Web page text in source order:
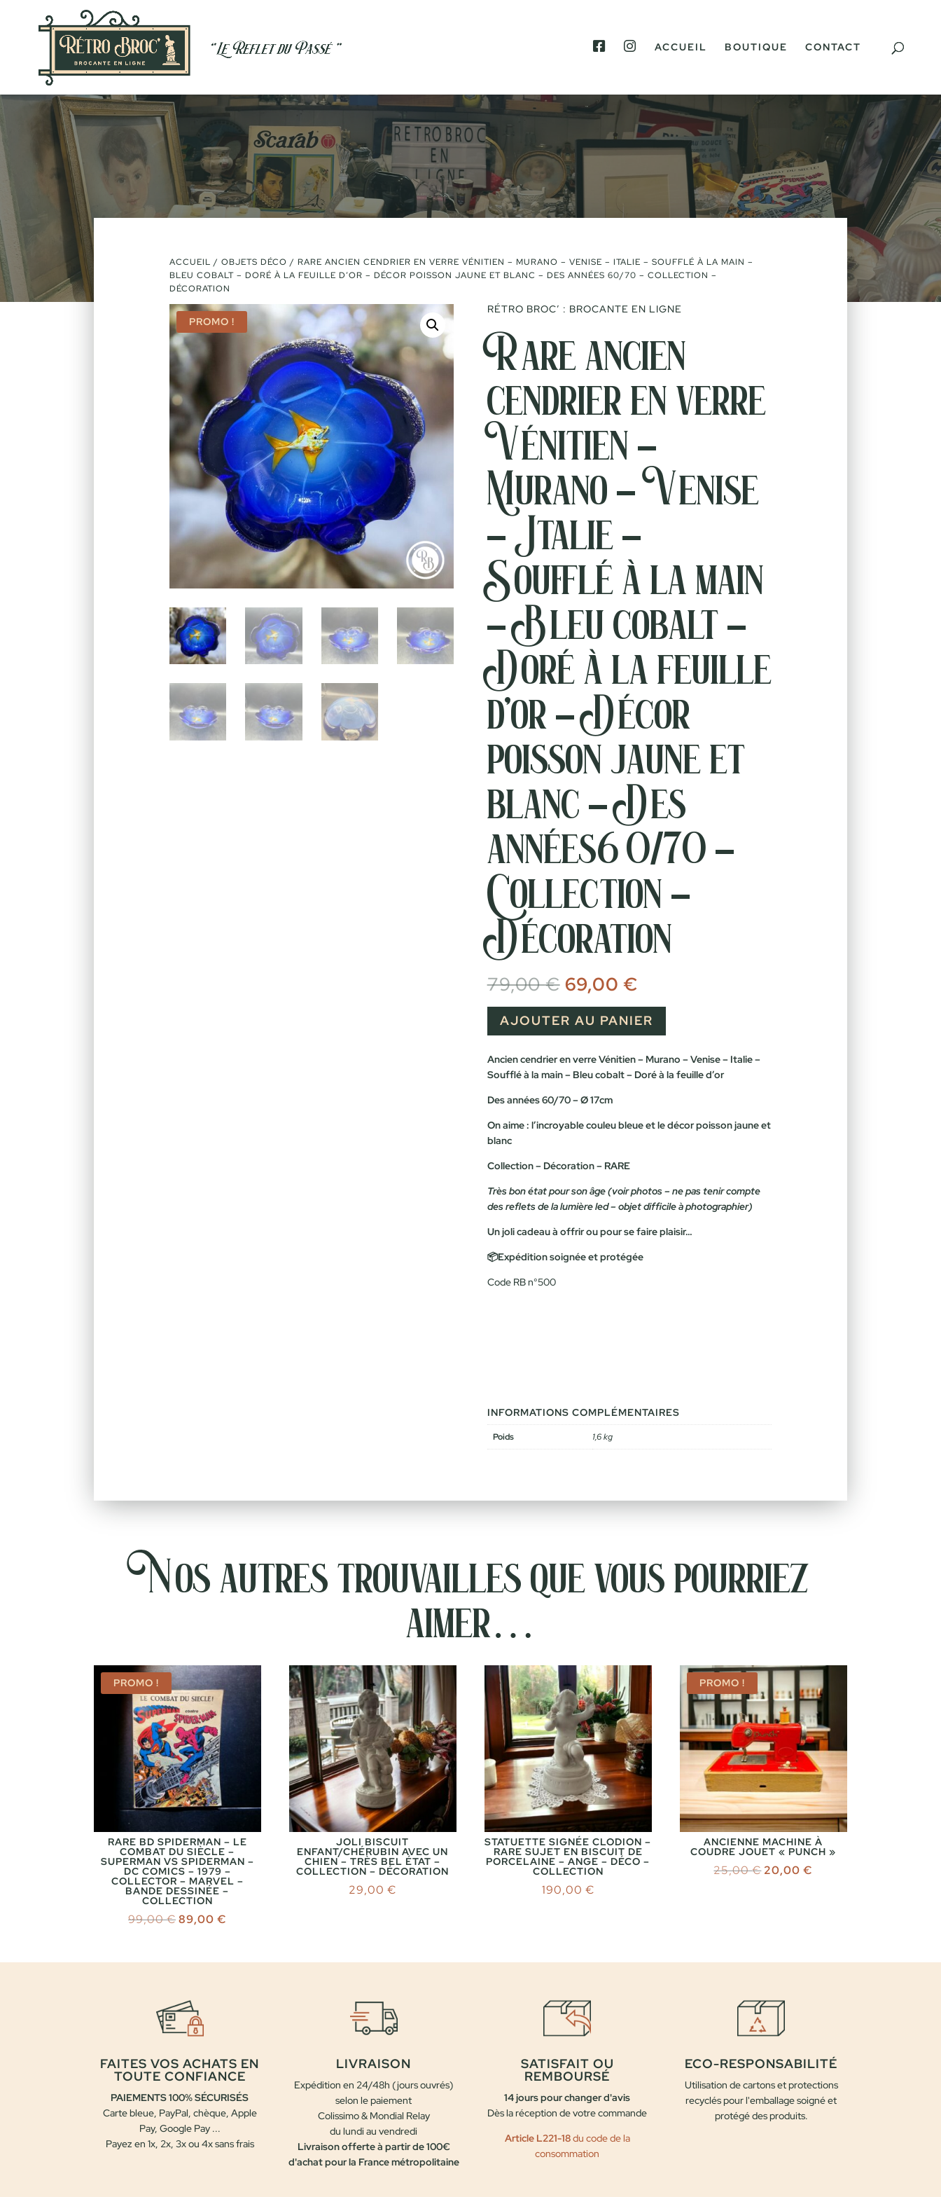
O
K
G
R
A
M
ACCUEIL BOUTIQUE CONTACT
ACCUEIL / OBJETS DÉCO / RARE ANCIEN CENDRIER EN VERRE VÉNITIEN – MURANO – VENISE – ITALIE – SOUFFLÉ À LA MAIN –
BLEU COBALT – DORÉ À LA FEUILLE D’OR – DÉCOR POISSON JAUNE ET BLANC – DES ANNÉES 60/70 – COLLECTION –
DÉCORATION
PROMO !
RÉTRO BROC’ : BROCANTE EN LIGNE
Rare ancien
cendrier en verre
Vénitien –
Murano – Venise
– Italie –
Soufflé à la main
– Bleu cobalt –
Doré à la feuille
d’or – Décor
poisson jaune et
blanc – Des
années 60/70 –
Collection –
Décoration
79,00€ Le
prix
initial
était :
79,00 €.
69,00 €Le
actuel
est :
69,00 €.
AJOUTER AU PANIER
Ancien cendrier en verre Vénitien – Murano – Venise – Italie –
Soufflé à la main – Bleu cobalt – Doré à la feuille d’or
Des années 60/70 – Ø 17cm
On aime : l’incroyable couleu bleue et le décor poisson jaune et
blanc
Collection – Décoration – RARE
Très bon état pour son âge (voir photos – ne pas tenir compte
des reflets de la lumière led – objet difficile à photographier)
Un joli cadeau à offrir ou pour se faire plaisir…
📦Expédition soignée et protégée
Code RB n°500
INFORMATIONS COMPLÉMENTAIRES
Poids 1,6 kg
Nos autres trouvailles que vous pourriez
aimer…
PROMO !
RARE BD SPIDERMAN – LE
COMBAT DU SIÈCLE –
SUPERMAN VS SPIDERMAN –
DC COMICS – 1979 –
COLLECTOR – MARVEL –
BANDE DESSINÉE –
COLLECTION
99,00€Le
89,00 €
JOLI BISCUIT
ENFANT/CHÉRUBIN AVEC UN
CHIEN – TRÈS BEL ÉTAT –
COLLECTION – DÉCORATION
29,00€
STATUETTE SIGNÉE CLODION –
RARE SUJET EN BISCUIT DE
PORCELAINE – ANGE – DÉCO –
COLLECTION
190,00 €
PROMO !
ANCIENNE MACHINE À
COUDRE JOUET « PUNCH »
25,00€ Le
20,00€
FAITES VOS ACHATS EN
TOUTE CONFIANCE
PAIEMENTS 100% SÉCURISÉS
Carte bleue, PayPal, chèque, Apple
Pay, Google Pay ...
Payez en 1x, 2x, 3x ou 4x sans frais
LIVRAISON
Expédition en 24/48h (jours ouvrés)
selon le paiement
Colissimo & Mondial Relay
du lundi au vendredi
Livraison offerte à partir de 100€
d'achat pour la France métropolitaine
SATISFAIT OU
REMBOURSÉ
14 jours pour changer d'avis
Dès la réception de votre commande
Article L221-18du code de la
consommation
ECO-RESPONSABILITÉ
Utilisation de cartons et protections
recyclés pour l'emballage soigné et
protégé des produits.